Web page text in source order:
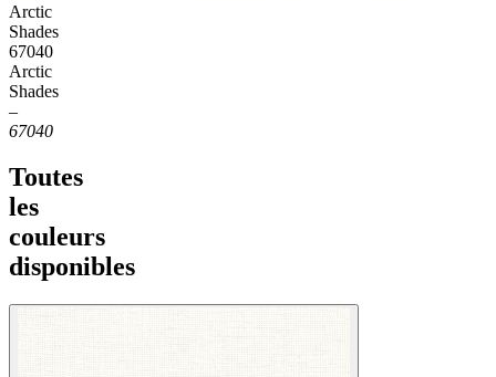
Arctic
Shades
67040
Arctic
Shades
–
67040
Toutes
les
couleurs
disponibles